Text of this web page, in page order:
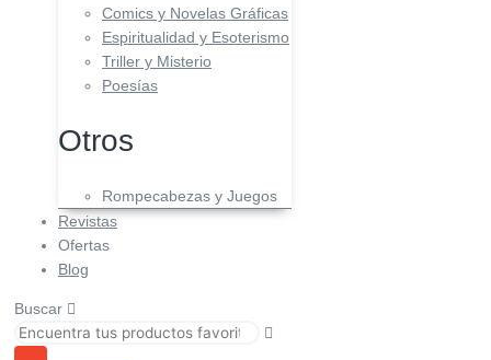
Comics y Novelas Gráficas
Espiritualidad y Esoterismo
Triller y Misterio
Poesías
Otros
Rompecabezas y Juegos
Revistas
Ofertas
Blog
Buscar